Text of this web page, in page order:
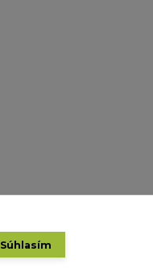
Súhlasím